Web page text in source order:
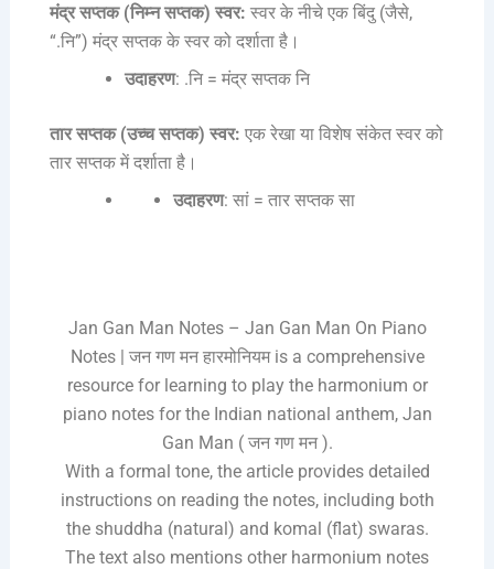
मंद्र सप्तक (निम्न सप्तक) स्वर: स्वर के नीचे एक बिंदु (जैसे,
“.नि”) मंद्र सप्तक के स्वर को दर्शाता है।
उदाहरण: .नि = मंद्र सप्तक नि
तार सप्तक (उच्च सप्तक) स्वर: एक रेखा या विशेष संकेत स्वर को
तार सप्तक में दर्शाता है।
उदाहरण: सां = तार सप्तक सा
Jan Gan Man Notes – Jan Gan Man On Piano
Notes | जन गण मन हारमोनियम is a comprehensive
resource for learning to play the harmonium or
piano notes for the Indian national anthem, Jan
Gan Man ( जन गण मन ).
With a formal tone, the article provides detailed
instructions on reading the notes, including both
the shuddha (natural) and komal (flat) swaras.
The text also mentions other harmonium notes